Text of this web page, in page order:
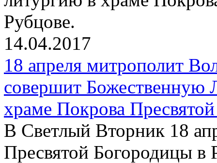
Рубцове.
14.04.2017
18 апреля митрополит
совершит Божественную
храме Покрова
В Светлый Вторник 18
Пресвятой Богородицы в